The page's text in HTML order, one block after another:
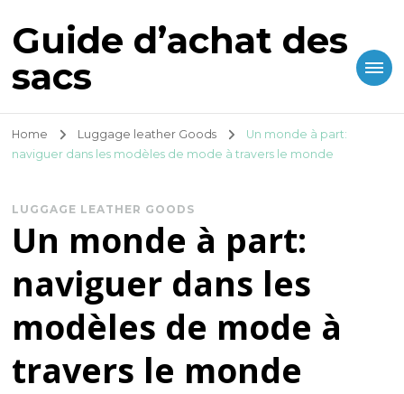
Guide d’achat des
sacs
Home Luggage leather Goods
Un monde à part:
naviguer dans les modèles de mode à travers le monde
LUGGAGE LEATHER GOODS
Un monde à part:
naviguer dans les
modèles de mode à
travers le monde